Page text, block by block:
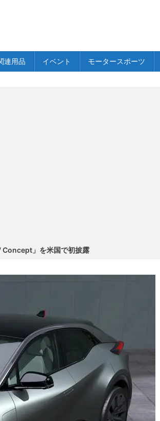
連用品 イベント モータースポーツ
Concept」を米国で初披露